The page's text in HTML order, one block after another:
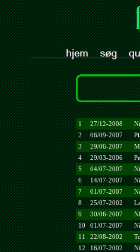
1 27/12-2008
2
06/09-2007
3
29/06-2007
4
29/03-2006
5
04/07-2007
6
14/07-2007
7
01/07-2007
8
25/07-2002
9
30/06-2007
10
01/07-2007
11
22/08-2002
12
16/07-2002